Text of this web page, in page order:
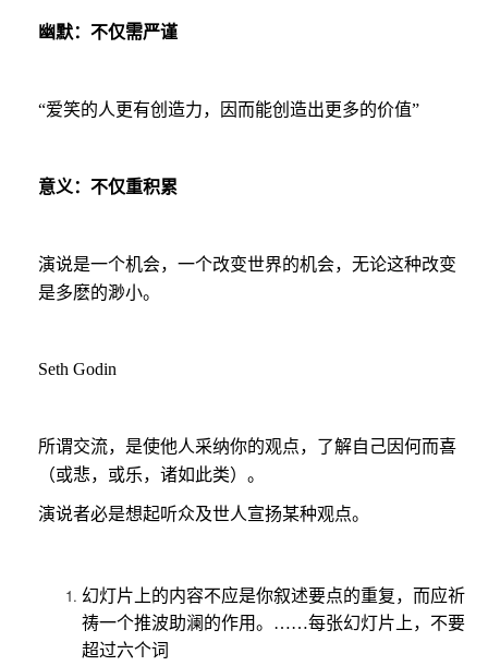
幽默：不仅需严谨
“爱笑的人更有创造力，因而能创造出更多的价值”
意义：不仅重积累
演说是一个机会，一个改变世界的机会，无论这种改变
是多麽的渺小。
Seth Godin
所谓交流，是使他人采纳你的观点，了解自己因何而喜
（或悲，或乐，诸如此类）。
演说者必是想起听众及世人宣扬某种观点。
幻灯片上的内容不应是你叙述要点的重复，而应祈
祷一个推波助澜的作用。……每张幻灯片上，不要
超过六个词